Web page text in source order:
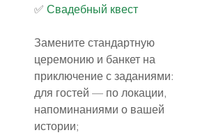
✅️ Свадебный квест
Замените стандартную
церемонию и банкет на
приключение с заданиями:
для гостей — по локации,
напоминаниями о вашей
истории;